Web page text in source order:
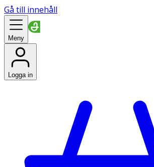
Gå till innehåll
Meny
Logga in